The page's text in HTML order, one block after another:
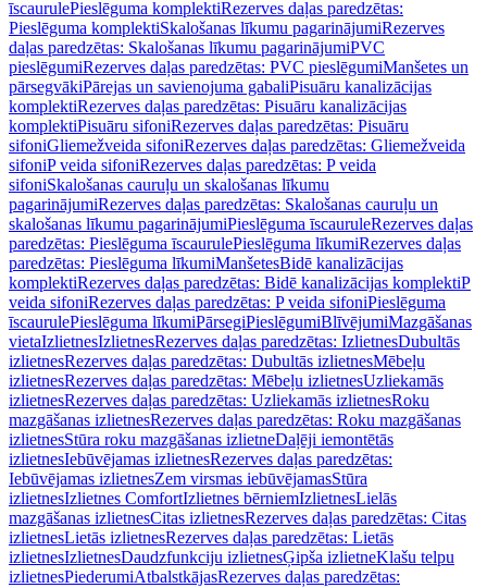
īscaurulePieslēguma komplektiRezerves daļas paredzētas:
Pieslēguma komplektiSkalošanas līkumu pagarinājumiRezerves
daļas paredzētas: Skalošanas līkumu pagarinājumiPVC
pieslēgumiRezerves daļas paredzētas: PVC pieslēgumiManšetes un
pārsegvākiPārejas un savienojuma gabaliPisuāru kanalizācijas
komplektiRezerves daļas paredzētas: Pisuāru kanalizācijas
komplektiPisuāru sifoniRezerves daļas paredzētas: Pisuāru
sifoniGliemežveida sifoniRezerves daļas paredzētas: Gliemežveida
sifoniP veida sifoniRezerves daļas paredzētas: P veida
sifoniSkalošanas cauruļu un skalošanas līkumu
pagarinājumiRezerves daļas paredzētas: Skalošanas cauruļu un
skalošanas līkumu pagarinājumiPieslēguma īscauruleRezerves daļas
paredzētas: Pieslēguma īscaurulePieslēguma līkumiRezerves daļas
paredzētas: Pieslēguma līkumiManšetesBidē kanalizācijas
komplektiRezerves daļas paredzētas: Bidē kanalizācijas komplektiP
veida sifoniRezerves daļas paredzētas: P veida sifoniPieslēguma
īscaurulePieslēguma līkumiPārsegiPieslēgumiBlīvējumiMazgāšanas
vietaIzlietnesIzlietnesRezerves daļas paredzētas: IzlietnesDubultās
izlietnesRezerves daļas paredzētas: Dubultās izlietnesMēbeļu
izlietnesRezerves daļas paredzētas: Mēbeļu izlietnesUzliekamās
izlietnesRezerves daļas paredzētas: Uzliekamās izlietnesRoku
mazgāšanas izlietnesRezerves daļas paredzētas: Roku mazgāšanas
izlietnesStūra roku mazgāšanas izlietneDaļēji iemontētās
izlietnesIebūvējamas izlietnesRezerves daļas paredzētas:
Iebūvējamas izlietnesZem virsmas iebūvējamasStūra
izlietnesIzlietnes ComfortIzlietnes bērniemIzlietnesLielās
mazgāšanas izlietnesCitas izlietnesRezerves daļas paredzētas: Citas
izlietnesLietās izlietnesRezerves daļas paredzētas: Lietās
izlietnesIzlietnesDaudzfunkciju izlietnesĢipša izlietneKlašu telpu
izlietnesPiederumiAtbalstkājasRezerves daļas paredzētas: